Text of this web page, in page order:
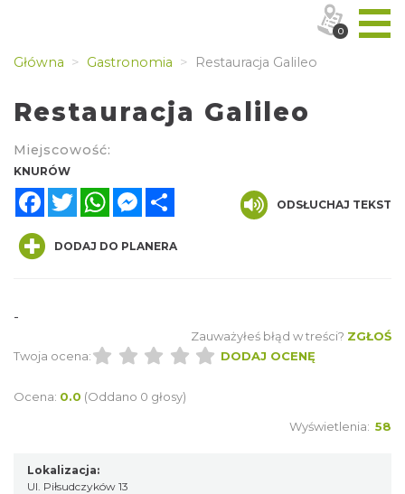
Główna Gastronomia Restauracja Galileo
Restauracja Galileo
Miejscowość:
KNURÓW
FacebookTwitterWhatsAppMessenger
ODSŁUCHAJ TEKST
DODAJ DO PLANERA
-
Zauważyłeś błąd w treści? ZGŁOŚ
Twoja ocena:
DODAJ OCENĘ
Ocena: 0.0 (Oddano 0 głosy)
Wyświetlenia: 58
Lokalizacja:
Ul. Piłsudczyków 13
0